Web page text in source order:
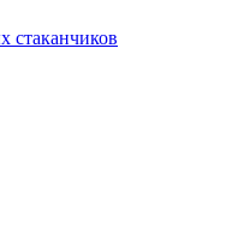
стаканчиков